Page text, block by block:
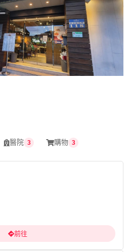
醫院 3 購物 3
前往